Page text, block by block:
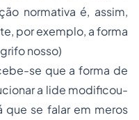
normativa é, assim,
por exemplo, a forma
nosso)
se que a forma de
a lide modificou-
que se falar em meros